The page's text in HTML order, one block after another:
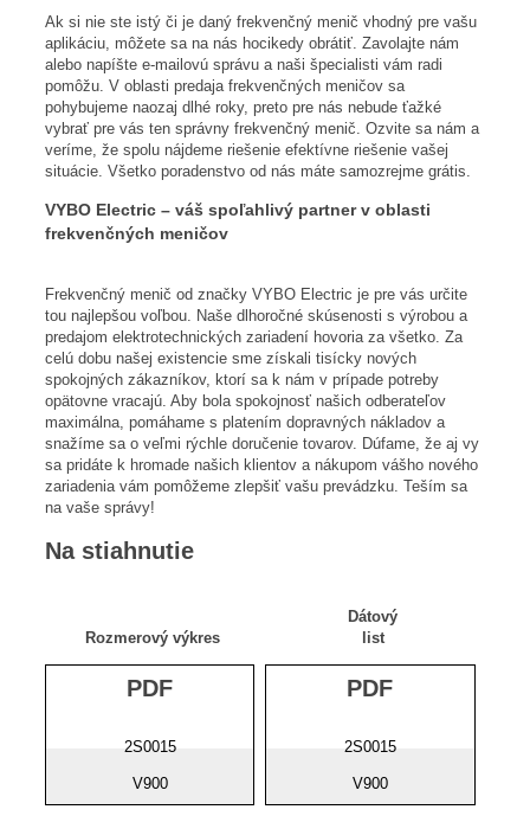
Ak si nie ste istý či je daný frekvenčný menič vhodný pre vašu
aplikáciu, môžete sa na nás hocikedy obrátiť. Zavolajte nám
alebo napíšte e-mailovú správu a naši špecialisti vám radi
pomôžu. V oblasti predaja frekvenčných meničov sa
pohybujeme naozaj dlhé roky, preto pre nás nebude ťažké
vybrať pre vás ten správny frekvenčný menič. Ozvite sa nám a
veríme, že spolu nájdeme riešenie efektívne riešenie vašej
situácie. Všetko poradenstvo od nás máte samozrejme grátis.
VYBO Electric – váš spoľahlivý partner v oblasti
frekvenčných meničov
Frekvenčný menič od značky VYBO Electric je pre vás určite
tou najlepšou voľbou. Naše dlhoročné skúsenosti s výrobou a
predajom elektrotechnických zariadení hovoria za všetko. Za
celú dobu našej existencie sme získali tisícky nových
spokojných zákazníkov, ktorí sa k nám v prípade potreby
opätovne vracajú. Aby bola spokojnosť našich odberateľov
maximálna, pomáhame s platením dopravných nákladov a
snažíme sa o veľmi rýchle doručenie tovarov. Dúfame, že aj vy
sa pridáte k hromade našich klientov a nákupom vášho nového
zariadenia vám pomôžeme zlepšiť vašu prevádzku. Teším sa
na vaše správy!
Na stiahnutie
Rozmerový výkres
PDF
2S0015
V900
Dátový
list
PDF
2S0015
V900